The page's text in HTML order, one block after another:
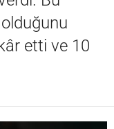
etti ve 10